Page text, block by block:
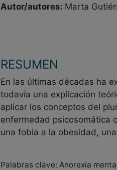
Autor/autores: Marta
RESUMEN
En las últimas décadas ha
todavía una explicación
aplicar los conceptos del
enfermedad psicosomática
una fobia a la obesidad,
Palabras clave: Anorexia